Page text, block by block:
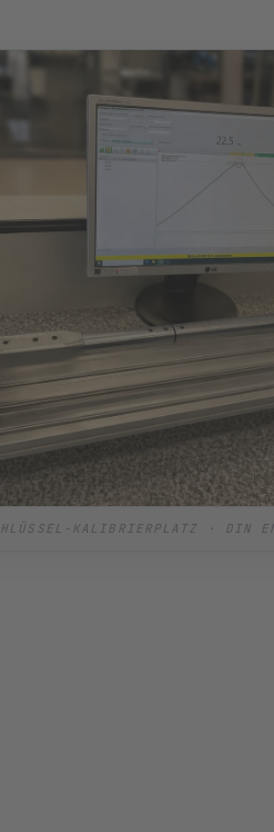
KALIBRIERPLATZ ·